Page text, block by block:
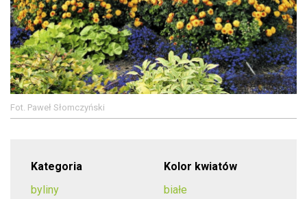
Fot. Paweł Słomczyński
Kategoria
byliny
Kolor kwiatów
białe